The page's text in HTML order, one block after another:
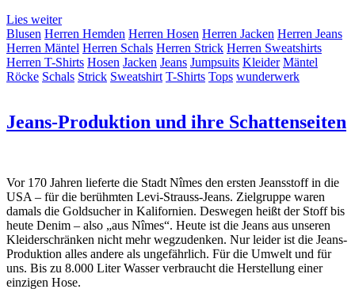
Lies weiter
Blusen Herren Hemden Herren Hosen Herren Jacken Herren Jeans
Herren Mäntel Herren Schals Herren Strick Herren Sweatshirts
Herren T-Shirts Hosen Jacken Jeans Jumpsuits Kleider Mäntel
Röcke Schals Strick Sweatshirt T-Shirts Tops wunderwerk
Jeans-Produktion und ihre Schattenseiten
Vor 170 Jahren lieferte die Stadt Nîmes den ersten Jeansstoff in die
USA – für die berühmten Levi-Strauss-Jeans. Zielgruppe waren
damals die Goldsucher in Kalifornien. Deswegen heißt der Stoff bis
heute Denim – also „aus Nîmes“. Heute ist die Jeans aus unseren
Kleiderschränken nicht mehr wegzudenken. Nur leider ist die Jeans-
Produktion alles andere als ungefährlich. Für die Umwelt und für
uns. Bis zu 8.000 Liter Wasser verbraucht die Herstellung einer
einzigen Hose.